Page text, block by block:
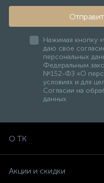
Нажимая кнопку
даю свое
персональных
Федеральным
№152-ФЗ «О
условиях и для
Согласии на
данных
О ТК
Акции и скидки